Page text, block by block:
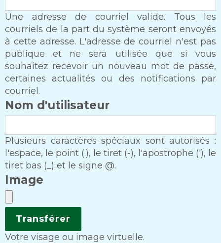
Une adresse de courriel valide. Tous les
courriels de la part du système seront envoyés
à cette adresse. L'adresse de courriel n'est pas
publique et ne sera utilisée que si vous
souhaitez recevoir un nouveau mot de passe,
certaines actualités ou des notifications par
courriel.
Nom d'utilisateur
Plusieurs caractères spéciaux sont autorisés :
l'espace, le point (.), le tiret (-), l'apostrophe ('), le
tiret bas (_) et le signe @.
Image
Votre visage ou image virtuelle.